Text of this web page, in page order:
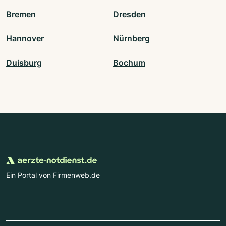
Bremen Dresden
Hannover Nürnberg
Duisburg Bochum
Ein Portal von Firmenweb.de